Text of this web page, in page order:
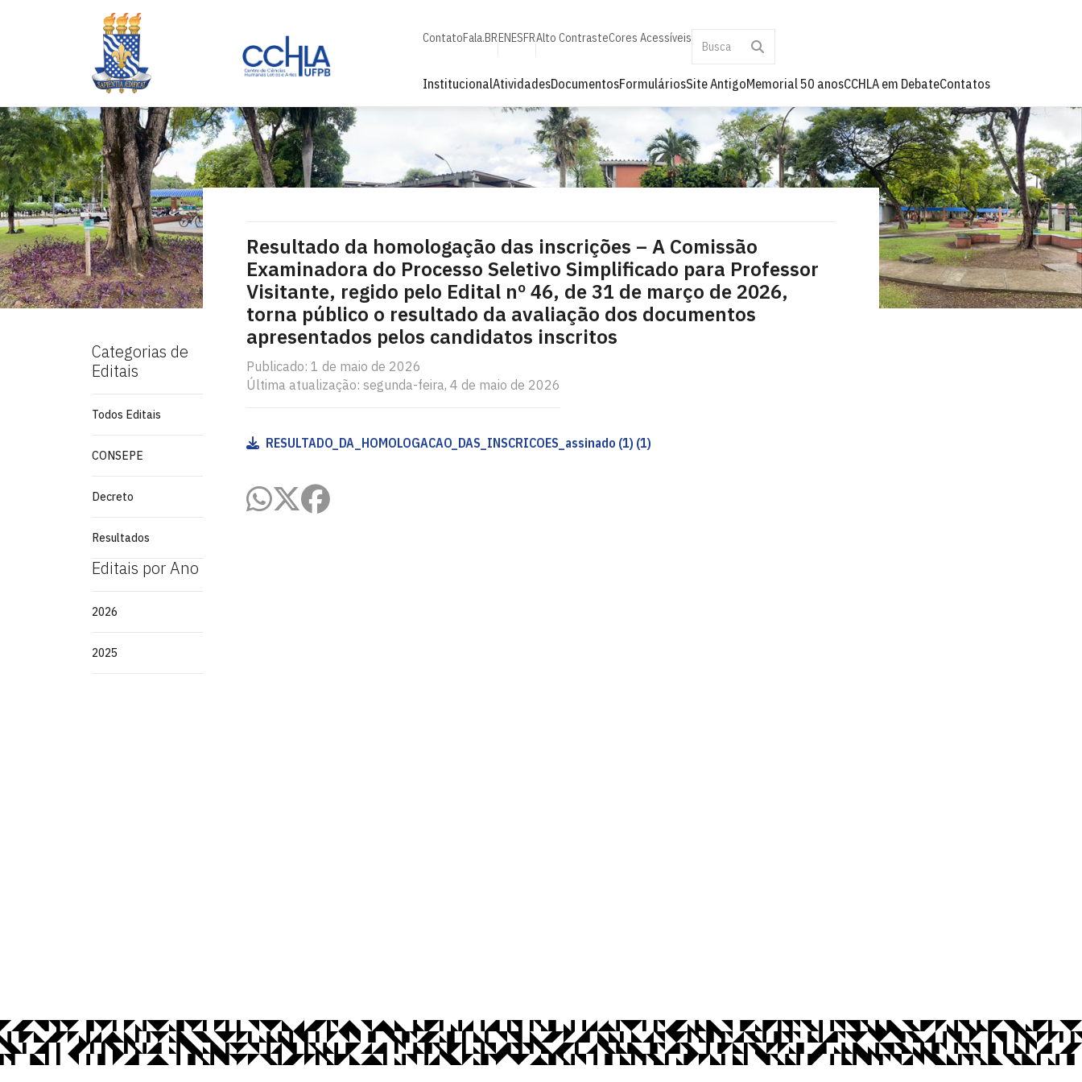
ContatoFala.BRENESFRAlto ContrasteCores Acessíveis
InstitucionalAtividadesDocumentosFormuláriosSite AntigoMemorial 50 anosCCHLA em DebateContatos
Categorias de
Editais
Todos Editais
CONSEPE
Decreto
Resultados
Editais por Ano
2026
2025
Resultado da homologação das inscrições – A Comissão
Examinadora do Processo Seletivo Simplificado para Professor
Visitante, regido pelo Edital nº 46, de 31 de março de 2026,
torna público o resultado da avaliação dos documentos
apresentados pelos candidatos inscritos
Publicado: 1 de maio de 2026
Última atualização: segunda-feira, 4 de maio de 2026
RESULTADO_DA_HOMOLOGACAO_DAS_INSCRICOES_assinado (1) (1)